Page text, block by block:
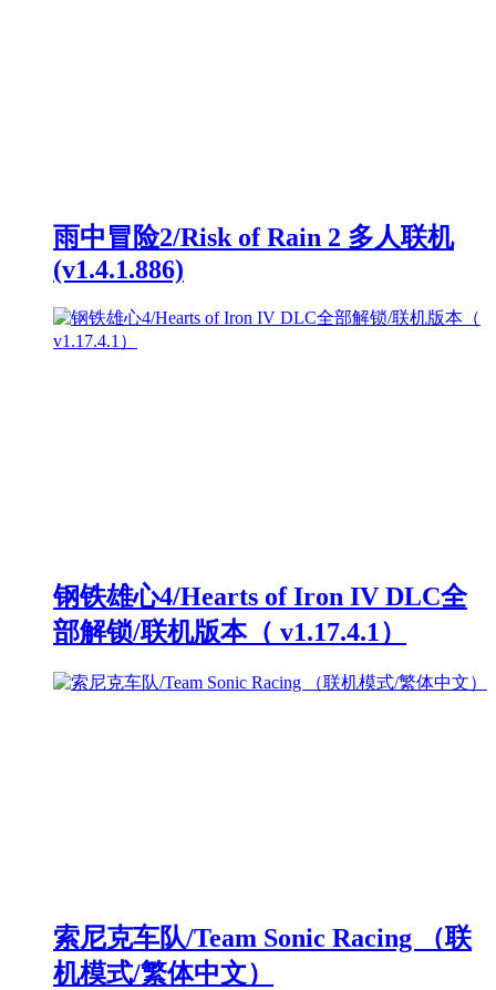
雨中冒险2/Risk of Rain 2 多人联机
(v1.4.1.886)
钢铁雄心4/Hearts of Iron IV DLC全
部解锁/联机版本（ v1.17.4.1）
索尼克车队/Team Sonic Racing （联
机模式/繁体中文）